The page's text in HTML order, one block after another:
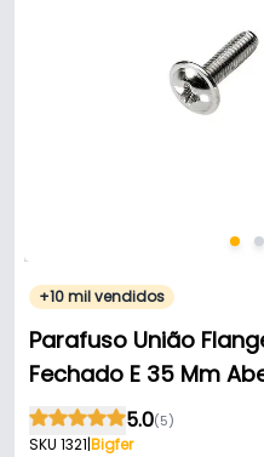
+10 mil vendidos
Parafuso União
Fechado E 35 Mm
5.0(5)
SKU 1321|Bigfer